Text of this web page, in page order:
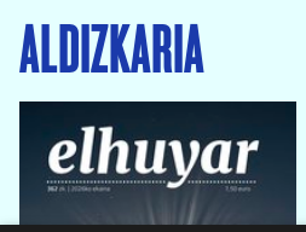
ALDIZKARIA